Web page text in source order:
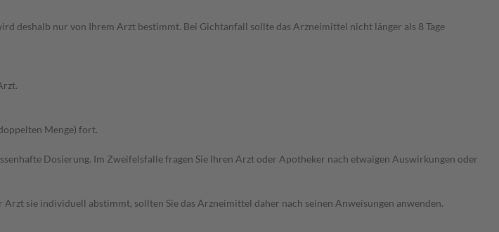
deshalb nur von Ihrem Arzt bestimmt. Bei Gichtanfall sollte das Arzneimittel nicht länger als 8 Tage
Menge) fort.
Dosierung. Im Zweifelsfalle fragen Sie Ihren Arzt oder Apotheker nach etwaigen Auswirkungen oder
sie individuell abstimmt, sollten Sie das Arzneimittel daher nach seinen Anweisungen anwenden.